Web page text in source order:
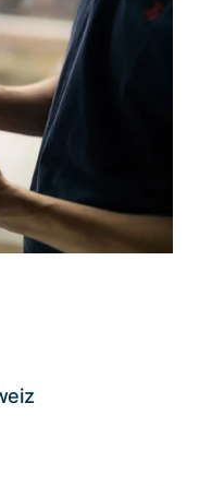
sind hohe
angenehmes
Widerspruch
Einhaltung der
im E-Banking mit
den Nutzende
erwarten
Lesen Sie die Story